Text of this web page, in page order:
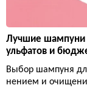
Лучшие шампуни
ульфатов и
Выбор шампуня
нением и